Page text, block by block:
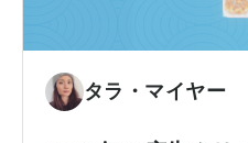
つ
カ
イ
て：
タラ・マイヤー